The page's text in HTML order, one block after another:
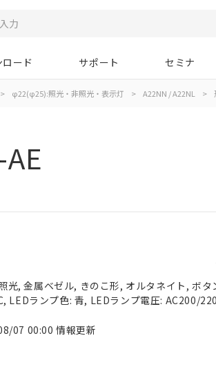
ード サポート セミナ
> φ22(φ25):照光・非照光・表示灯 > A22NN / A22NL >
光, 金属ベゼル, きのこ形, オルタネイト, ボ
LEDランプ色: 青, LEDランプ電圧: AC200/
07 00:00 情報更新